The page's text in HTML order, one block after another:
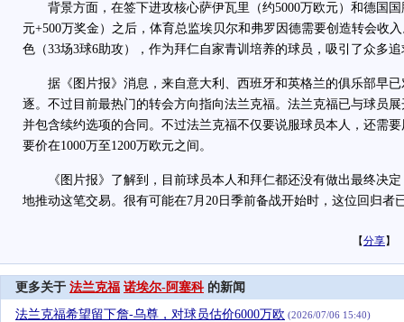
背景方面，在签下进攻核心萨伊瓦里（约5000万欧元）和德国国
元+500万奖金）之后，体育总监埃贝尔和弗罗因德需要创造转会收
色（33场3球6助攻），作为拜仁自家青训培养的球员，吸引了众多
据《图片报》消息，来自意大利、西班牙和英格兰的俱乐部早已
逐。不过目前最热门的转会方向指向法兰克福。法兰克福已与球员
并包含续约选项的合同。不过法兰克福不仅要说服球员本人，还需
要价在1000万至1200万欧元之间。
《图片报》了解到，目前球员本人和拜仁都还没有做出最终决定
地推动这笔交易。很有可能在7月20日季前备战开始时，这位回归者
【分享】
更多关于 法兰克福 诺埃尔-阿塞科的新闻
法兰克福希望留下詹-乌尊，对球员估价6000万欧 (2026/07/06 15:40)